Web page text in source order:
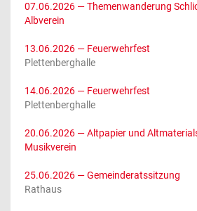
07.06.2026 — Themenwanderung
Albverein
13.06.2026 — Feuerwehrfest
Plettenberghalle
14.06.2026 — Feuerwehrfest
Plettenberghalle
20.06.2026 — Altpapier und
Musikverein
25.06.2026 — Gemeinderatssitzung
Rathaus